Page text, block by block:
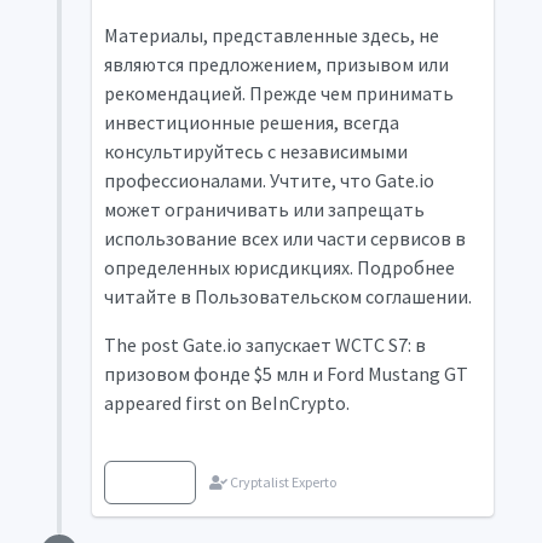
Материалы, представленные здесь, не
являются предложением, призывом или
рекомендацией. Прежде чем принимать
инвестиционные решения, всегда
консультируйтесь с независимыми
профессионалами. Учтите, что Gate.io
может ограничивать или запрещать
использование всех или части сервисов в
определенных юрисдикциях. Подробнее
читайте в Пользовательском соглашении.
The post Gate.io запускает WCTC S7: в
призовом фонде $5 млн и Ford Mustang GT
appeared first on BeInCrypto.
Cryptalist Experto